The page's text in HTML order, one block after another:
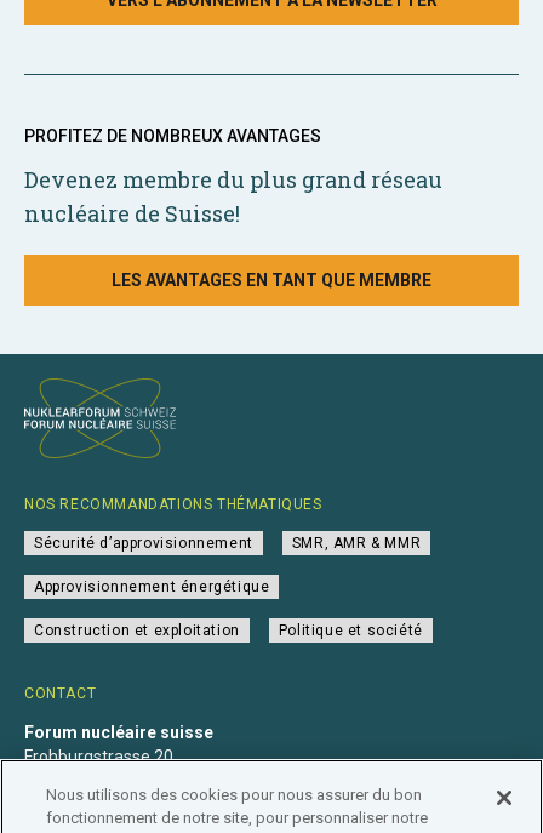
PROFITEZ DE NOMBREUX AVANTAGES
Devenez membre du plus grand réseau
nucléaire de Suisse!
LES AVANTAGES EN TANT QUE MEMBRE
CONTACT
Forum nucléaire suisse
Frohburgstrasse 20
+41 31 560 36 50
NOS RECOMMANDATIONS THÉMATIQUES
Sécurité d’approvisionnement SMR, AMR & MMR
Approvisionnement énergétique
Construction et exploitation Politique et société
Nous utilisons des cookies pour nous assurer du bon
fonctionnement de notre site, pour personnaliser notre